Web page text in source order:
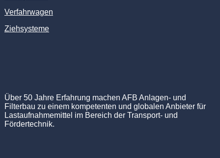
Verfahrwagen
Ziehsysteme
Über 50 Jahre Erfahrung machen AFB Anlagen- und
Filterbau zu einem kompetenten und globalen Anbieter für
Lastaufnahmemittel im Bereich der Transport- und
Fördertechnik.